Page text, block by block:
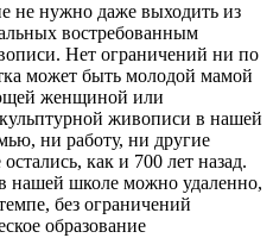
не нужно даже выходить из
востребованным
Нет ограничений ни по
может быть молодой мамой
женщиной или
живописи в нашей
ни работу, ни другие
как и 700 лет назад.
нашей школе можно удаленно,
без ограничений
образование